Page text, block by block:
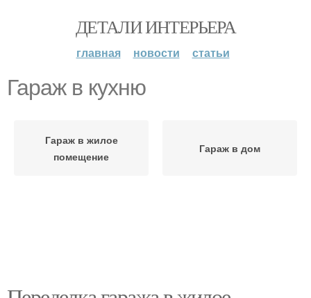
ДЕТАЛИ ИНТЕРЬЕРА
главная новости статьи
Гараж в кухню
Гараж в жилое
помещение
Гараж в дом